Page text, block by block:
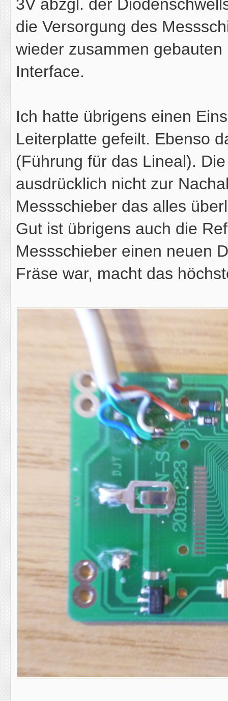
3V abzgl. der
die Versorgung des
wieder zusammen
Interface.
Ich hatte übrigens einen
Leiterplatte gefeilt. Ebenso
(Führung für das Lineal).
ausdrücklich nicht zur
Messschieber das alles
Gut ist übrigens auch die
Messschieber einen neuen
Fräse war, macht das